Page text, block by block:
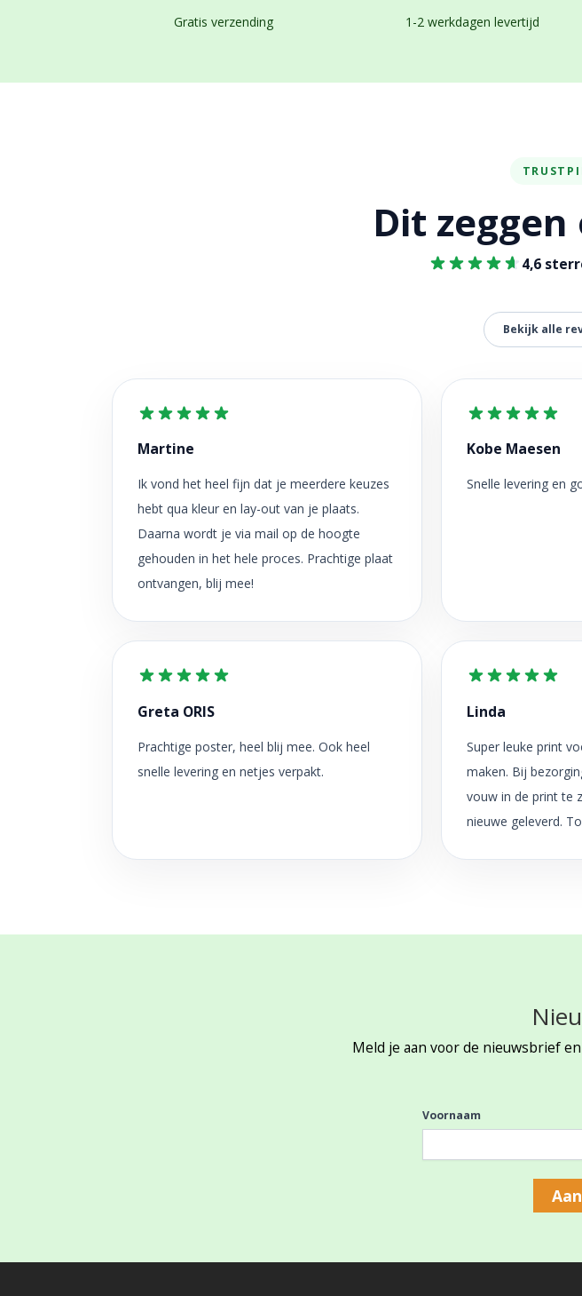
Gratis verzending 1-2 werkdagen levertijd
Dit
4,6
Bekijk alle
Martine
Ik vond het heel fijn dat je meerdere keuzes
hebt qua kleur en lay-out van je plaats.
Daarna wordt je via mail op de hoogte
gehouden in het hele proces. Prachtige plaat
ontvangen, blij mee!
Kobe Maesen
Snelle levering en
Greta ORIS
Prachtige poster, heel blij mee. Ook heel
snelle levering en netjes verpakt.
Linda
Super leuke print
maken. Bij
vouw in de print te
nieuwe geleverd.
Meld je aan voor de nieuwsbrief
Voornaam